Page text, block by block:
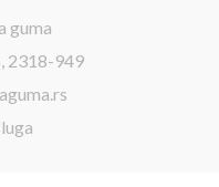
guma
2318-949